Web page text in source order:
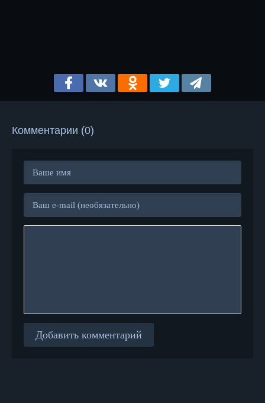
Комментарии (0)
Добавить комментарий